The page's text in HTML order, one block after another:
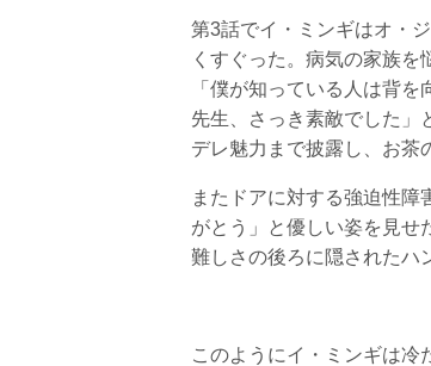
第3話でイ・ミンギはオ・
くすぐった。病気の家族を
「僕が知っている人は背
先生、さっき素敵でした」
デレ魅力まで披露し、お茶
またドアに対する強迫性障
がとう」と優しい姿を見せ
難しさの後ろに隠されたハ
このようにイ・ミンギは冷